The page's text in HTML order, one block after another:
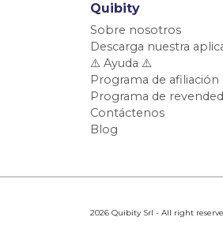
Quibity
Sobre nosotros
Descarga nuestra
⚠️ Ayuda ⚠️
Programa de afiliación
Programa de
Contáctenos
Blog
2026 Quibity Srl - All right